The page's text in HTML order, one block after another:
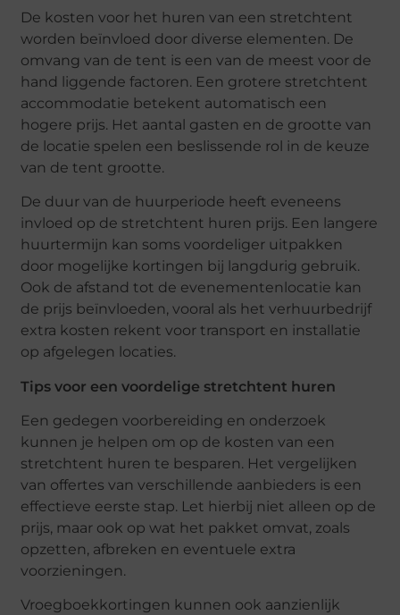
De kosten voor het huren van een stretchtent
worden beïnvloed door diverse elementen. De
omvang van de tent is een van de meest voor de
hand liggende factoren. Een grotere stretchtent
accommodatie betekent automatisch een
hogere prijs. Het aantal gasten en de grootte van
de locatie spelen een beslissende rol in de keuze
van de tent grootte.
De duur van de huurperiode heeft eveneens
invloed op de stretchtent huren prijs. Een langere
huurtermijn kan soms voordeliger uitpakken
door mogelijke kortingen bij langdurig gebruik.
Ook de afstand tot de evenementenlocatie kan
de prijs beïnvloeden, vooral als het verhuurbedrijf
extra kosten rekent voor transport en installatie
op afgelegen locaties.
Tips voor een voordelige stretchtent huren
Een gedegen voorbereiding en onderzoek
kunnen je helpen om op de kosten van een
stretchtent huren te besparen. Het vergelijken
van offertes van verschillende aanbieders is een
effectieve eerste stap. Let hierbij niet alleen op de
prijs, maar ook op wat het pakket omvat, zoals
opzetten, afbreken en eventuele extra
voorzieningen.
Vroegboekkortingen kunnen ook aanzienlijk